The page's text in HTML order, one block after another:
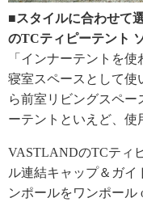
■スタイルに合わせて
のTCティピーテント
「インナーテントを
寝室スペースとして使
ら前室リビングスペ
ーテントといえど、使
VASTLANDのTCティ
ル連結キャップ＆ガイ
ンポールをワンポール